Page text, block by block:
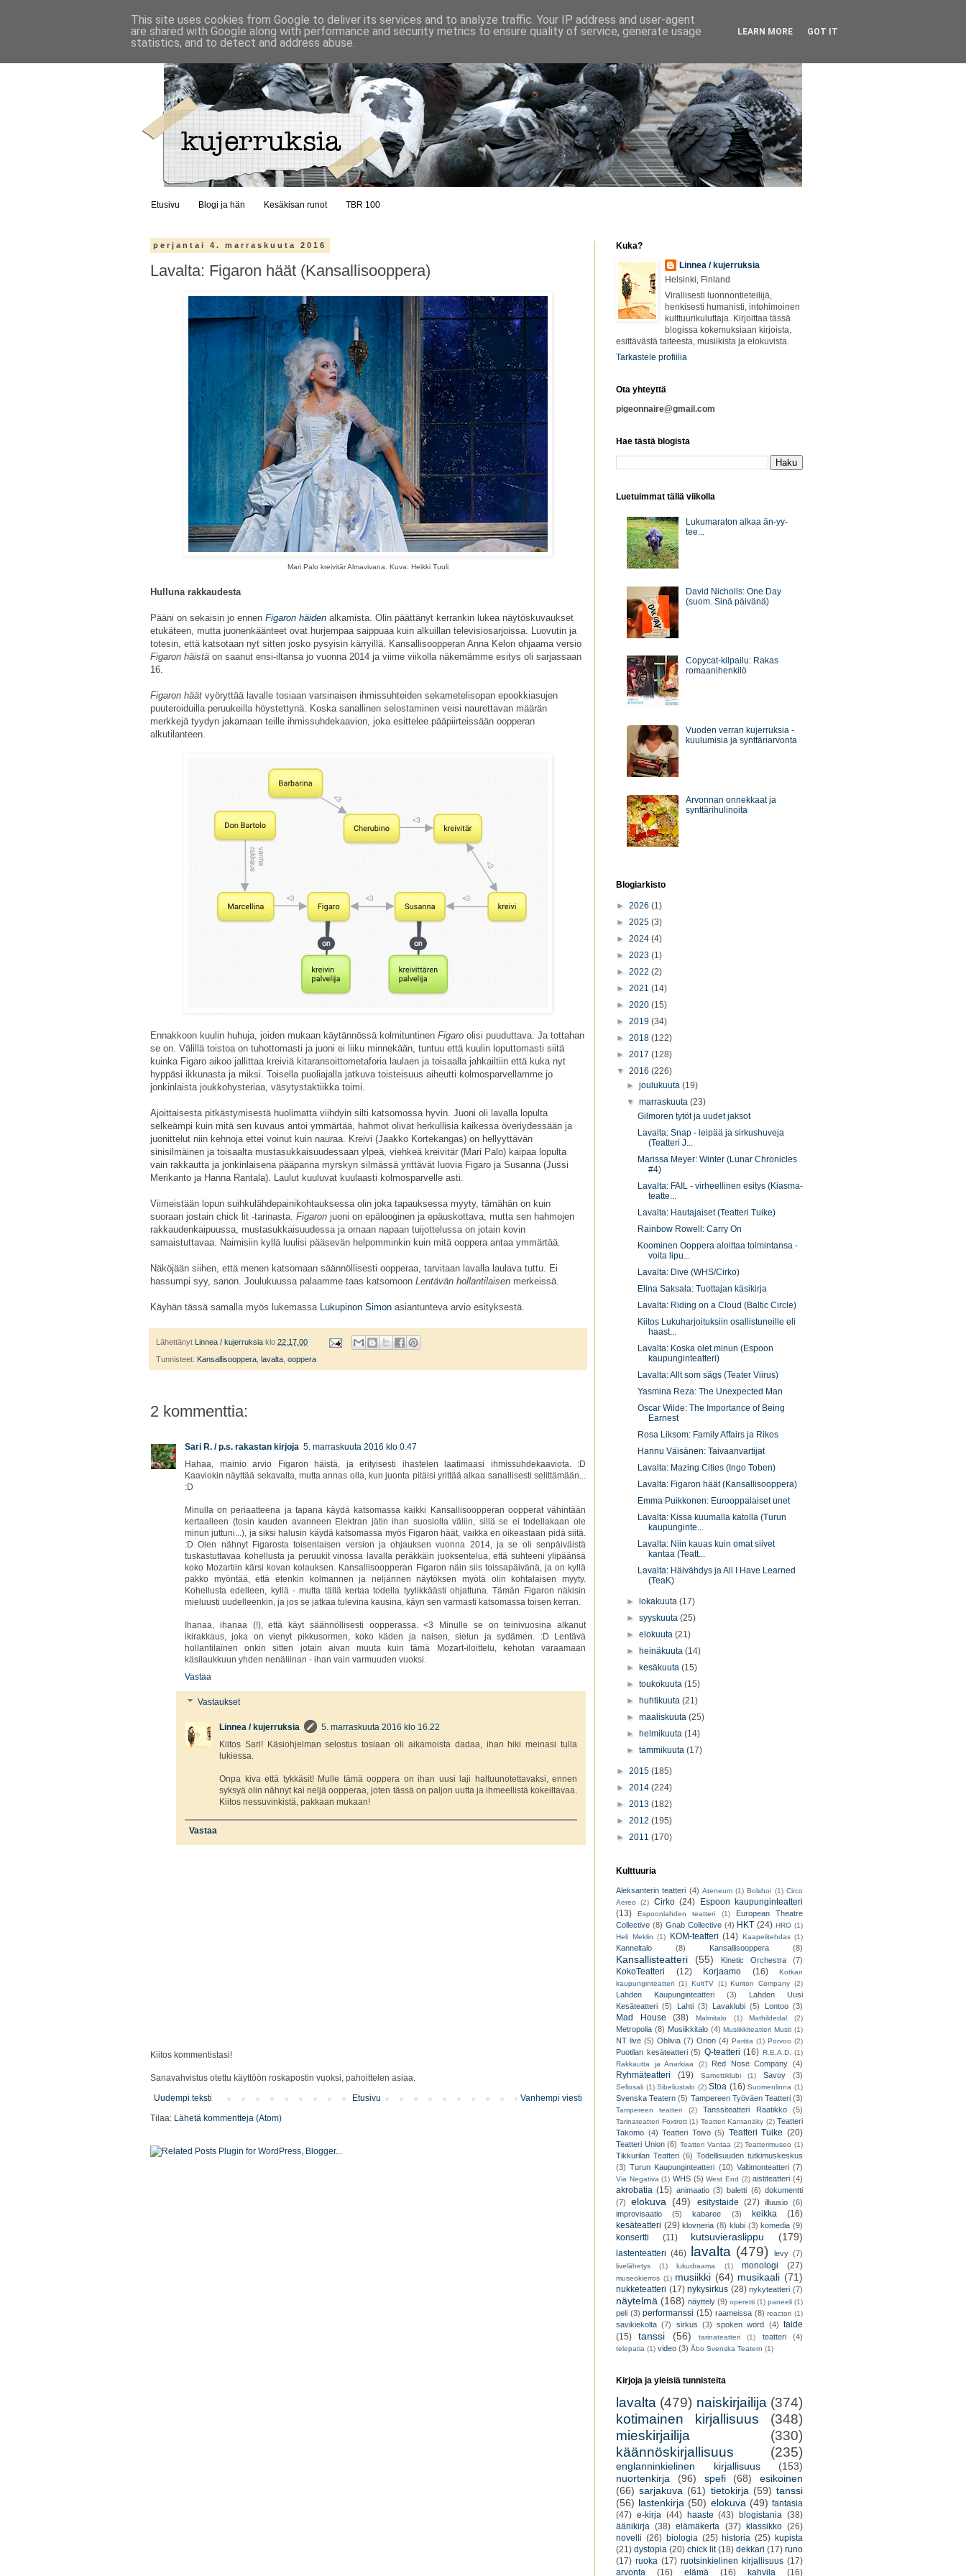
Etusivu Blogi ja hän Kesäkisan runot TBR 100
perjantai 4. marraskuuta 2016
Lavalta: Figaron häät (Kansallisooppera)
Mari Palo kreivitär Almavivana. Kuva: Heikki Tuuli
Hulluna rakkaudesta
Pääni on sekaisin jo ennen Figaron häiden alkamista. Olin päättänyt kerrankin lukea näytöskuvaukset
etukäteen, mutta juonenkäänteet ovat hurjempaa saippuaa kuin alkuillan televisiosarjoissa. Luovutin ja
totesin, että katsotaan nyt sitten josko pysyisin kärryillä. Kansallisoopperan Anna Kelon ohjaama versio
Figaron häistä on saanut ensi-iltansa jo vuonna 2014 ja viime viikolla näkemämme esitys oli sarjassaan
16.
Figaron häät vyöryttää lavalle tosiaan varsinaisen ihmissuhteiden sekametelisopan epookkiasujen
puuteroiduilla peruukeilla höystettynä. Koska sanallinen selostaminen veisi naurettavan määrän
merkkejä tyydyn jakamaan teille ihmissuhdekaavion, joka esittelee pääpiirteissään oopperan
alkutilanteen.
Ennakkoon kuulin huhuja, joiden mukaan käytännössä kolmituntinen Figaro olisi puuduttava. Ja tottahan
se on. Välillä toistoa on tuhottomasti ja juoni ei liiku minnekään, tuntuu että kuulin loputtomasti siitä
kuinka Figaro aikoo jallittaa kreiviä kitaransoittometaforia laulaen ja toisaalla jahkailtiin että kuka nyt
hyppäsi ikkunasta ja miksi. Toisella puoliajalla jatkuva toisteisuus aiheutti kolmosparvellamme jo
jonkinlaista joukkohysteriaa, väsytystaktiikka toimi.
Ajoittaisesta pitkästymisestä huolimatta viihdyin silti katsomossa hyvin. Juoni oli lavalla lopulta
selkeämpi kuin mitä sen kuvaus antoi ymmärtää, hahmot olivat herkullisia kaikessa överiydessään ja
juonittelut niin kehnoja ettei voinut kuin nauraa. Kreivi (Jaakko Kortekangas) on hellyyttävän
sinisilmäinen ja toisaalta mustasukkaisuudessaan ylpeä, viehkeä kreivitär (Mari Palo) kaipaa lopulta
vain rakkautta ja jonkinlaisena pääparina myrskyn silmässä yrittävät luovia Figaro ja Susanna (Jussi
Merikanto ja Hanna Rantala). Laulut kuuluvat kuulaasti kolmosparvelle asti.
Viimeistään lopun suihkulähdepainikohtauksessa olin joka tapauksessa myyty, tämähän on kuin
suoraan jostain chick lit -tarinasta. Figaron juoni on epälooginen ja epäuskottava, mutta sen hahmojen
rakkaudenkaipuussa, mustasukkaisuudessa ja omaan napaan tuijottelussa on jotain kovin
samaistuttavaa. Naimisiin kyllä luulisi pääsevän helpomminkin kuin mitä ooppera antaa ymmärtää.
Näköjään siihen, että menen katsomaan säännöllisesti oopperaa, tarvitaan lavalla laulava tuttu. Ei
hassumpi syy, sanon. Joulukuussa palaamme taas katsomoon Lentävän hollantilaisen merkeissä.
Käyhän tässä samalla myös lukemassa Lukupinon Simon asiantunteva arvio esityksestä.
Lähettänyt Linnea / kujerruksia klo 22.17.00
Tunnisteet: Kansallisooppera, lavalta, ooppera
2 kommenttia:
Sari R. / p.s. rakastan kirjoja 5. marraskuuta 2016 klo 0.47
Hahaa, mainio arvio Figaron häistä, ja erityisesti ihastelen laatimaasi ihmissuhdekaaviota. :D
Kaaviokin näyttää sekavalta, mutta annas olla, kun juonta pitäisi yrittää alkaa sanallisesti selittämään...
:D
Minulla on periaatteena ja tapana käydä katsomassa kaikki Kansallisoopperan oopperat vähintään
kertaalleen (tosin kauden avanneen Elektran jätin ihan suosiolla väliin, sillä se ei todellakaan ole
minun juttuni...), ja siksi halusin käydä katsomassa myös Figaron häät, vaikka en oikeastaan pidä siitä.
:D Olen nähnyt Figarosta toisenlaisen version ja ohjauksen vuonna 2014, ja se oli senpäiväistä
tuskastuttavaa kohellusta ja peruukit vinossa lavalla peräkkäin juoksentelua, että suhteeni ylipäänsä
koko Mozartiin kärsi kovan kolauksen. Kansallisoopperan Figaron näin siis toissapäivänä, ja on kyllä
pakko myöntää, että etenkin kolmannen ja neljännen näytöksen myötä olin kohtalaisen myyty.
Kohellusta edelleen, kyllä - mutta tällä kertaa todella tyylikkäästi ohjattuna. Tämän Figaron näkisin
mieluusti uudelleenkin, ja jos se jatkaa tulevina kausina, käyn sen varmasti katsomassa toisen kerran.
Ihanaa, ihanaa (!), että käyt säännöllisesti oopperassa. <3 Minulle se on teinivuosina alkanut
ikirakkaus, joka on vienyt pikkusormen, koko käden ja naisen, sielun ja sydämen. :D Lentävä
hollantilainen onkin sitten jotain aivan muuta kuin tämä Mozart-iloittelu, kehotan varaamaan
käsilaukkuun yhden nenäliinan - ihan vain varmuuden vuoksi.
Vastaa
Vastaukset
Linnea / kujerruksia
5. marraskuuta 2016 klo 16.22
Kiitos Sari! Käsiohjelman selostus tosiaan oli aikamoista dadaa, ihan hiki meinasi tulla
lukiessa.
Onpa kiva että tykkäsit! Mulle tämä ooppera on ihan uusi laji haltuunotettavaksi, ennen
syksyä olin nähnyt kai neljä oopperaa, joten tässä on paljon uutta ja ihmeellistä kokeiltavaa.
Kiitos nessuvinkistä, pakkaan mukaan!
Vastaa
Kiitos kommentistasi!
Sanavahvistus otettu käyttöön roskapostin vuoksi, pahoittelen asiaa.
Uudempi teksti
Vanhempi viesti
Etusivu
Tilaa: Lähetä kommentteja (Atom)
Kuka?
Linnea / kujerruksia
Helsinki, Finland
Virallisesti luonnontieteilijä,
henkisesti humanisti, intohimoinen
kulttuurikuluttaja. Kirjoittaa tässä
blogissa kokemuksiaan kirjoista,
esittävästä taiteesta, musiikista ja elokuvista.
Tarkastele profiilia
Ota yhteyttä
pigeonnaire@gmail.com
Hae tästä blogista
Luetuimmat tällä viikolla
Lukumaraton alkaa än-yy-
tee...
David Nicholls: One Day
(suom. Sinä päivänä)
Copycat-kilpailu: Rakas
romaanihenkilö
Vuoden verran kujerruksia -
kuulumisia ja synttäriarvonta
Arvonnan onnekkaat ja
synttärihulinoita
Blogiarkisto
► 2026 (1)
► 2025 (3)
► 2024 (4)
► 2023 (1)
► 2022 (2)
► 2021 (14)
► 2020 (15)
► 2019 (34)
► 2018 (122)
► 2017 (128)
▼ 2016 (226)
►joulukuuta(19)
▼marraskuuta(23)
Gilmoren tytöt ja uudet jaksot
Lavalta: Snap - leipää ja sirkushuveja
(Teatteri J...
Marissa Meyer: Winter (Lunar Chronicles
#4)
Lavalta: FAIL - virheellinen esitys (Kiasma-
teatte...
Lavalta: Hautajaiset (Teatteri Tuike)
Rainbow Rowell: Carry On
Koominen Ooppera aloittaa toimintansa -
voita lipu...
Lavalta: Dive (WHS/Cirko)
Elina Saksala: Tuottajan käsikirja
Lavalta: Riding on a Cloud (Baltic Circle)
Kiitos Lukuharjoituksiin osallistuneille eli
haast...
Lavalta: Koska olet minun (Espoon
kaupunginteatteri)
Lavalta: Allt som sägs (Teater Viirus)
Yasmina Reza: The Unexpected Man
Oscar Wilde: The Importance of Being
Earnest
Rosa Liksom: Family Affairs ja Rikos
Hannu Väisänen: Taivaanvartijat
Lavalta: Mazing Cities (Ingo Toben)
Lavalta: Figaron häät (Kansallisooppera)
Emma Puikkonen: Eurooppalaiset unet
Lavalta: Kissa kuumalla katolla (Turun
kaupunginte...
Lavalta: Niin kauas kuin omat siivet
kantaa (Teatt...
Lavalta: Häivähdys ja All I Have Learned
(TeaK)
► lokakuuta(17)
►syyskuuta(25)
►elokuuta(21)
► heinäkuuta(14)
►
kesäkuuta(15)
►toukokuuta(15)
► huhtikuuta(21)
►maaliskuuta(25)
► helmikuuta(14)
►tammikuuta(17)
► 2015 (185)
► 2014 (224)
► 2013 (182)
► 2012 (195)
► 2011 (170)
Kulttuuria
Aleksanterin teatteri (4) Ateneum (1) Bolshoi (1) Circo
Aereo
(2) Cirko (24)
Espoon kaupunginteatteri
(13)
Espoonlahden teatteri (1)
European Theatre
Collective (8) Gnab Collective (4) HKT (24) HRO (1)
Heli Meklin (1) KOM-teatteri (14) Kaapelitehdas (1)
Kanneltalo (8) Kansallisooppera (8)
Kansallisteatteri (55) Kinetic Orchestra (7)
KokoTeatteri (12) Korjaamo (16)
Kotkan
kaupunginteatteri (1) KultTV (1) Kuriton Company (2)
Lahden Kaupunginteatteri (3)
Lahden Uusi
Kesäteatteri (5) Lahti (3) Lavaklubi (5) Lontoo (3)
Mad House (38) Malmitalo (1) Mathildedal (2)
Metropolia (8) Musiikkitalo (4) Musiikkiteatteri Musti (1)
NT live (5) Oblivia (7) Orion (4) Partita (1) Porvoo (2)
Puotilan kesäteatteri (5) Q-teatteri (16) R.E.A.D. (1)
Rakkautta ja Anarkiaa
(2) Red Nose Company (4)
Ryhmäteatteri (19) Samettiklubi (1) Savoy (3)
Sellosali (1) Sibeliustalo (2) Stoa (16) Suomenlinna (1)
Svenska Teatern (5) Tampereen Työväen Teatteri (3)
Tampereen teatteri (2) Tanssiteatteri Raatikko (5)
Tarinateatteri Foxtrott (1) Teatteri Kantanäky (2) Teatteri
Takomo (4) Teatteri Toivo (5) Teatteri Tuike (20)
Teatteri Union (6) Teatteri Vantaa (2) Teatterimuseo (1)
Tikkurilan Teatteri (6) Todellisuuden tutkimuskeskus
(3) Turun Kaupunginteatteri (10) Valtimonteatteri (7)
Via Negativa (1) WHS (5) West End (2) aistiteatteri (4)
akrobatia (15) animaatio (3) baletti (6) dokumentti
(7)
elokuva (49) esitystaide (27) illuusio (6)
improvisaatio
(5) kabaree (3) keikka
(16)
kesäteatteri (29) klovneria (8) klubi (3) komedia (9)
konsertti (11) kutsuvieraslippu (179)
lastenteatteri (46) lavalta (479) levy (7)
livelähetys (1) lukudraama (1) monologi (27)
museokierros (1) musiikki (64) musikaali (71)
nukketeatteri (17) nykysirkus (28) nykyteatteri (7)
näytelmä (168) näyttely (9) operetti (1) paneeli (1)
peli (3) performanssi (15) raameissa (8) reactori (1)
savikiekolta (7) sirkus (3) spoken word (4) taide
(15)
tanssi (56) tarinateatteri (1) teatteri (4)
telepatia (1) video (3) Åbo Svenska Teatern (1)
Kirjoja ja yleisiä tunnisteita
lavalta (479) naiskirjailija (374)
kotimainen kirjallisuus
(348)
mieskirjailija
(330)
käännöskirjallisuus
(235)
englanninkielinen kirjallisuus
(153)
nuortenkirja
(96) spefi (68)
esikoinen
(66) sarjakuva (61) tietokirja (59) tanssi
(56) lastenkirja (50) elokuva (49) fantasia
(47) e-kirja (44) haaste (43) blogistania (38)
äänikirja (38) elämäkerta (37) klassikko (26)
novelli (26) biologia (25) historia (25) kupista
(21) dystopia (20) chick lit (18) dekkari (17) runo
(17) ruoka (17) ruotsinkielinen kirjallisuus (17)
arvonta
(16) elämä (16) kahvila (16)
This site uses cookies from Google to deliver its services and to analyze traffic. Your IP address and user-agent
are shared with Google along with performance and security metrics to ensure quality of service, generate usage
statistics, and to detect and address abuse.
LEARN MORE GOT IT